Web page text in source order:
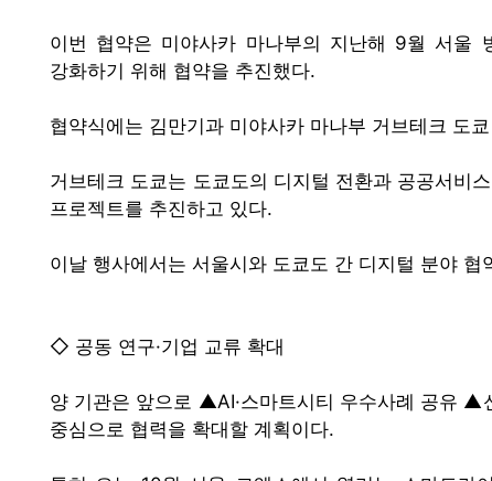
이번 협약은 미야사카 마나부의 지난해 9월 서울
강화하기 위해 협약을 추진했다.
협약식에는 김만기과 미야사카 마나부 거브테크 도
거브테크 도쿄는 도쿄도의 디지털 전환과 공공서비
프로젝트를 추진하고 있다.
이날 행사에서는 서울시와 도쿄도 간 디지털 분야
◇ 공동 연구·기업 교류 확대
양 기관은 앞으로 ▲AI·스마트시티 우수사례 공유
중심으로 협력을 확대할 계획이다.